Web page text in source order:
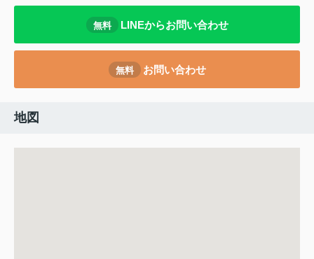
無料 LINEからお問い合わせ
無料 お問い合わせ
地図